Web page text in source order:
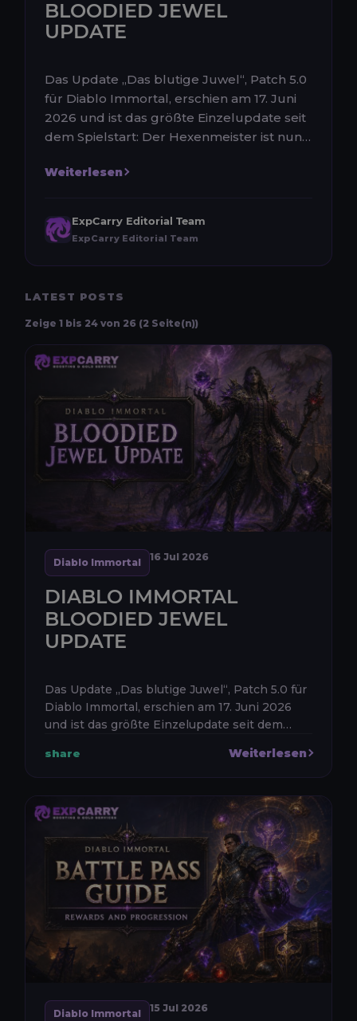
BLOODIED JEWEL
UPDATE
Das Update „Das blutige Juwel“, Patch 5.0
für Diablo Immortal, erschien am 17. Juni
2026 und ist das größte Einzelupdate seit
dem Spielstart: Der Hexenmeister ist nun
Weiterlesen
ExpCarry Editorial Team
ExpCarry Editorial Team
LATEST POSTS
Zeige 1 bis 24 von 26 (2 Seite(n))
Diablo Immortal 16 Jul 2026
DIABLO IMMORTAL
BLOODIED JEWEL
UPDATE
Das Update „Das blutige Juwel“, Patch 5.0 für
Diablo Immortal, erschien am 17. Juni 2026
und ist das größte Einzelupdate seit dem
zehnte Klasse, die Hafenstadt...
share Weiterlesen
Diablo Immortal 15 Jul 2026